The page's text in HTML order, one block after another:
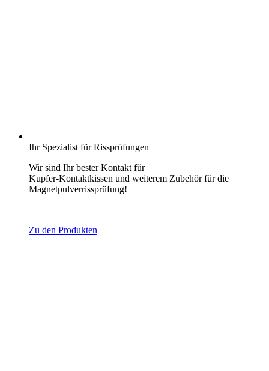
Ihr Spezialist für Rissprüfungen
Wir sind Ihr bester Kontakt für
Kupfer-Kontaktkissen und weiterem Zubehör für die
Magnetpulverrissprüfung!
Zu den Produkten